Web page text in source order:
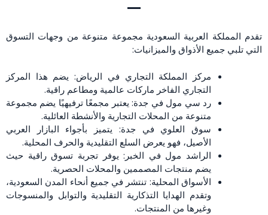
تقدم المملكة العربية السعودية مجموعة متنوعة من وجهات التسوق
التي تلبي جميع الأذواق والميزانيات:
مركز المملكة التجاري في الرياض: يضم هذا المركز
التجاري الفاخر ماركات عالمية ومطاعم راقية.
رد سي مول في جدة: يعتبر مجمعًا ترفيهيًا يضم مجموعة
متنوعة من المحلات التجارية والأنشطة العائلية.
سوق العلوي في جدة: يتميز بأجواء البازار العربي
الأصيل، فهو يعرض السلع التقليدية والحرف المحلية.
الراشد مول في الخبر: يوفر تجربة تسوق راقية حيث
يضم منتجات المصممين والمحلات الحصرية.
الأسواق المحلية: تنتشر في جميع أنحاء المدن السعودية،
وتقدم الهدايا التذكارية التقليدية والتوابل والمنسوجات
وغيرها من المنتجات.